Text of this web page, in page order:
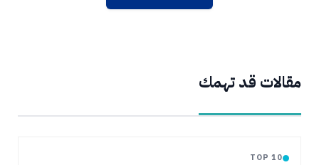
مقالات قد تهمك
TOP 10